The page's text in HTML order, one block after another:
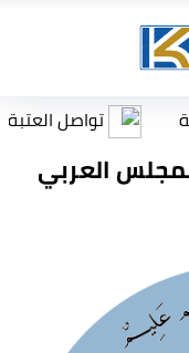
تواصل العتبة
العربي